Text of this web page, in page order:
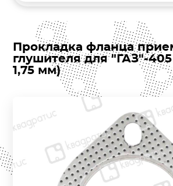
Прокладка фланца
глушителя для "ГАЗ"-405
1,75 мм)